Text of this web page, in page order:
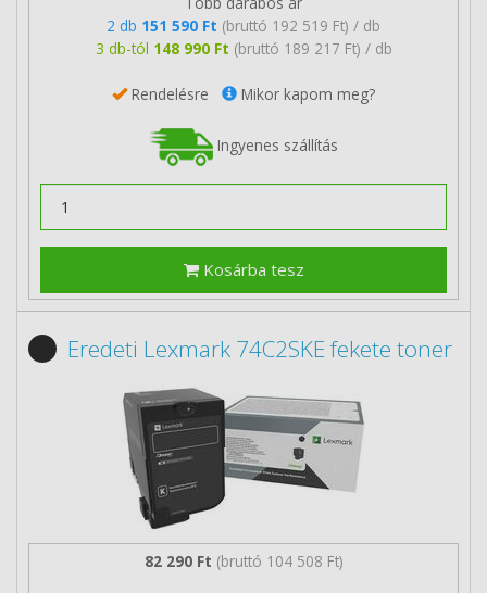
2 db 151 590 Ft (bruttó 192 519 Ft) / db
3 db-tól 148 990 Ft (bruttó 189 217 Ft) / db
Rendelésre Mikor kapom meg?
Ingyenes szállítás
Kosárba tesz
Eredeti Lexmark 74C2SKE fekete toner
82 290 Ft (bruttó 104 508 Ft)